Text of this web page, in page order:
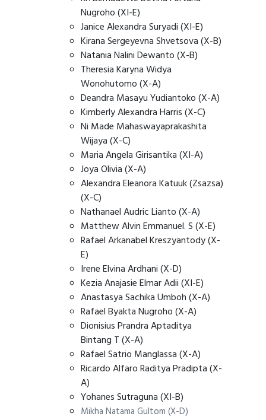
Nugroho (XI-E)
Janice Alexandra Suryadi (XI-E)
Kirana Sergeyevna Shvetsova (X-B)
Natania Nalini Dewanto (X-B)
Theresia Karyna Widya
Wonohutomo (X-A)
Deandra Masayu Yudiantoko (X-A)
Kimberly Alexandra Harris (X-C)
Ni Made Mahaswayaprakashita
Wijaya (X-C)
Maria Angela Girisantika (XI-A)
Joya Olivia (X-A)
Alexandra Eleanora Katuuk (Zsazsa)
(X-C)
Nathanael Audric Lianto (X-A)
Matthew Alvin Emmanuel. S (X-E)
Rafael Arkanabel Kreszyantody (X-
E)
Irene Elvina Ardhani (X-D)
Kezia Anajasie Elmar Adii (XI-E)
Anastasya Sachika Umboh (X-A)
Rafael Byakta Nugroho (X-A)
Dionisius Prandra Aptaditya
Bintang T (X-A)
Rafael Satrio Manglassa (X-A)
Ricardo Alfaro Raditya Pradipta (X-
A)
Yohanes Sutraguna (XI-B)
Mikha Natama Gultom (X-D)